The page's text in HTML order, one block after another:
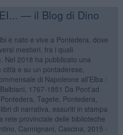
— il Blog di Dino
è nato e vive a Pontedera, dove
mestieri, fra i quali
Nel 2018 ha pubblicato una
città e su un pontaderese,
di Napoleone all’Elba :
1767-1851 Da Pont’ad
Tagete, Pontedera,
di narrativa, esauriti in stampa
rete provinciale delle biblioteche
Carmignani, Cascina, 2015 -